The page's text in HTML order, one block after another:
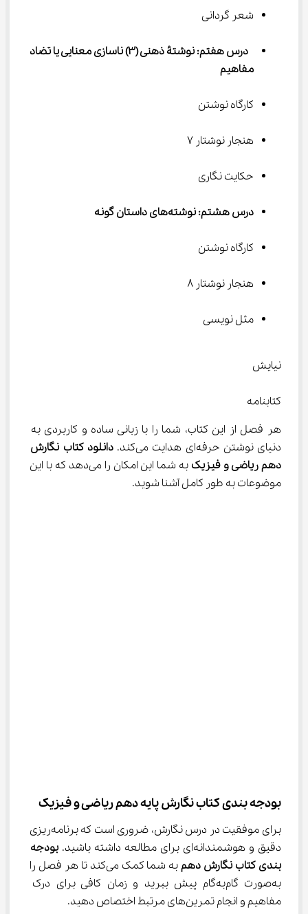
شعر گردانی
درس هفتم: نوشتۀ ذهنی (۳) ناسازی معنایی یا تضاد
مفاهیم
کارگاه نوشتن
هنجار نوشتار ۷
حکایت نگاری
درس هشتم: نوشته‌های داستان گونه
کارگاه نوشتن
هنجار نوشتار ۸
مثل نویسی
نیایش
کتابنامه
هر فصل از این کتاب، شما را با زبانی ساده و کاربردی به
دنیای نوشتن حرفه‌ای هدایت می‌کند.
دانلود کتاب نگارش
دهم ریاضی و فیزیک
به شما این امکان را می‌دهد که با این
موضوعات به طور کامل آشنا شوید.
بودجه بندی کتاب نگارش پایه دهم ریاضی و فیزیک
برای موفقیت در درس نگارش، ضروری است که برنامه‌ریزی
دقیق و هوشمندانه‌ای برای مطالعه داشته باشید.
بودجه
بندی کتاب نگارش دهم
به شما کمک می‌کند تا هر فصل را
به‌صورت گام‌به‌گام پیش ببرید و زمان کافی برای درک
مفاهیم و انجام تمرین‌های مرتبط اختصاص دهید.